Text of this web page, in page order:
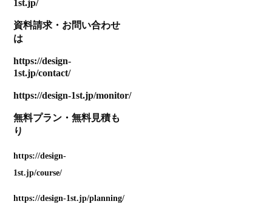
1st.jp/
資料請求・ お問い合わせ
は
https://design-
1st.jp/contact/
https://design-1st.jp/monitor/
無料プラン ・無料見積も
り
https://design-
1st.jp/course/
https://design-1st.jp/planning/